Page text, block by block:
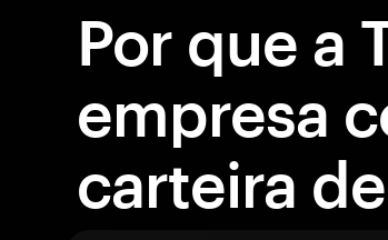
Por que a
empresa
carteira